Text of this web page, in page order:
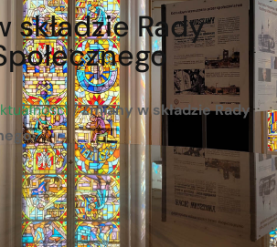
składzie Rady
/Zmiany w składzie Rady